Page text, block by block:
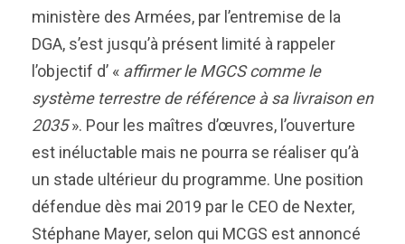
ministère des Armées, par l’entremise de la
DGA, s’est jusqu’à présent limité à rappeler
l’objectif d’ « affirmer le MGCS comme le
système terrestre de référence à sa livraison en
2035». Pour les maîtres d’œuvres, l’ouverture
est inéluctable mais ne pourra se réaliser qu’à
un stade ultérieur du programme. Une position
défendue dès mai 2019 par le CEO de Nexter,
Stéphane Mayer, selon qui MCGS est annoncé